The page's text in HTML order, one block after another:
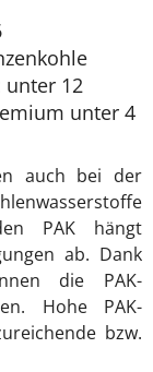
unter 12
unter 4
auch bei der
PAK hängt
ab. Dank
die PAK-
Hohe PAK-
bzw.